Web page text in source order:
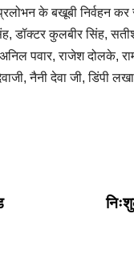
के बखूबी निर्वहन कर
कुलबीर सिंह, सतीश
पवार, राजेश दोलके,
नैनी देवा जी, डिंपी